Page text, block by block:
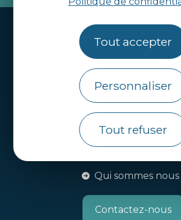
Tout accepter
Personnaliser
Tout refuser
Handi-tourisme
Webcams
Côtes d’Armor
Agence de Développement
Qui sommes nous
Contactez-nous